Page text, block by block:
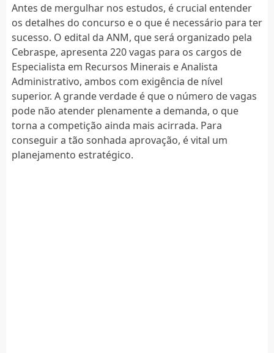
Antes de mergulhar nos estudos, é crucial entender
os detalhes do concurso e o que é necessário para ter
sucesso. O edital da ANM, que será organizado pela
Cebraspe, apresenta 220 vagas para os cargos de
Especialista em Recursos Minerais e Analista
Administrativo, ambos com exigência de nível
superior. A grande verdade é que o número de vagas
pode não atender plenamente a demanda, o que
torna a competição ainda mais acirrada. Para
conseguir a tão sonhada aprovação, é vital um
planejamento estratégico.